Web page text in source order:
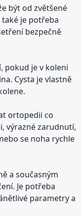
být od zvětšené
je potřeba
bezpečně
pokud je v koleni
Cysta je vlastně
ortopedii co
výrazné zarudnutí,
se noha rychle
a současným
Je potřeba
parametry a